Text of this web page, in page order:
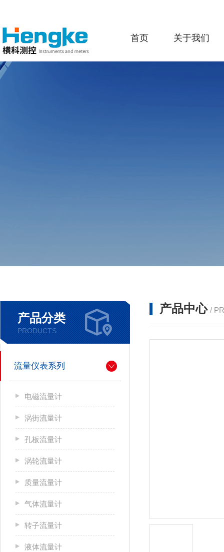
首页 关于我们
产品分类
PRODUCTS
流量仪表系列
电磁流量计
涡街流量计
孔板流量计
涡轮流量计
质量流量计
气体流量计
转子流量计
液体流量计
产品中心 /